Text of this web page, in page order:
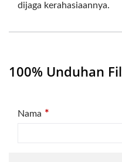
dijaga kerahasiaannya.
100% Unduhan
Nama *